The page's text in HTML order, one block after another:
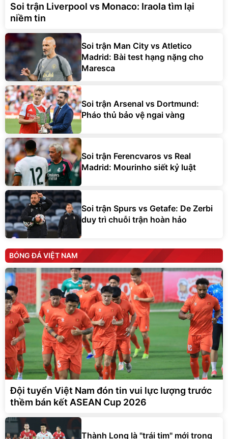
Soi trận Liverpool vs Monaco: Iraola tìm lại
niềm tin
Soi trận Man City vs Atletico
Madrid: Bài test hạng nặng cho
Maresca
Soi trận Arsenal vs Dortmund:
Pháo thủ bảo vệ ngai vàng
Soi trận Ferencvaros vs Real
Madrid: Mourinho siết kỷ luật
Soi trận Spurs vs Getafe: De Zerbi
duy trì chuỗi trận hoàn hảo
BÓNG ĐÁ VIỆT NAM
Đội tuyển Việt Nam đón tin vui lực lượng trước
thềm bán kết ASEAN Cup 2026
Thành Long là "trái tim" mới trong